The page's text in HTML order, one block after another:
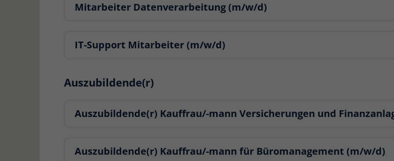
Mitarbeiter Datenverarbeitung (m/w/d)
IT-Support Mitarbeiter (m/w/d)
Auszubildende(r)
Auszubildende(r) Kauffrau/-mann Versicherungen und
Auszubildende(r) Kauffrau/-mann für Büromanagement (m/w/d)